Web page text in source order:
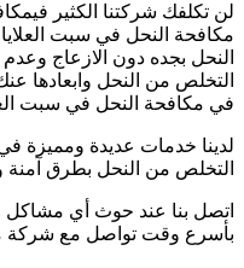
تكلفك شركتنا الكثير
النحل في سبت
بجده دون الازعاج وعدم
من النحل وابعادها
مكافحة النحل في سبت
خدمات عديدة ومميزة في
من النحل بطرق آمنة
بنا عند حوث أي مشاكل
وقت تواصل مع شركة